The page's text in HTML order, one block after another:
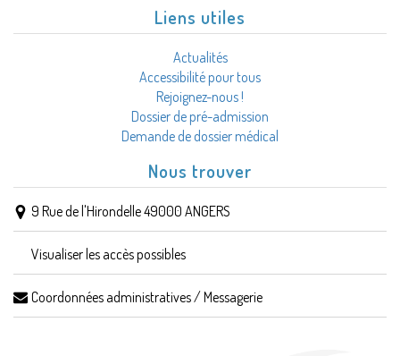
Liens utiles
Actualités
Accessibilité pour tous
Rejoignez-nous !
Dossier de pré-admission
Demande de dossier médical
Nous trouver
9 Rue de l'Hirondelle 49000 ANGERS
Visualiser les accès possibles
Coordonnées administratives / Messagerie